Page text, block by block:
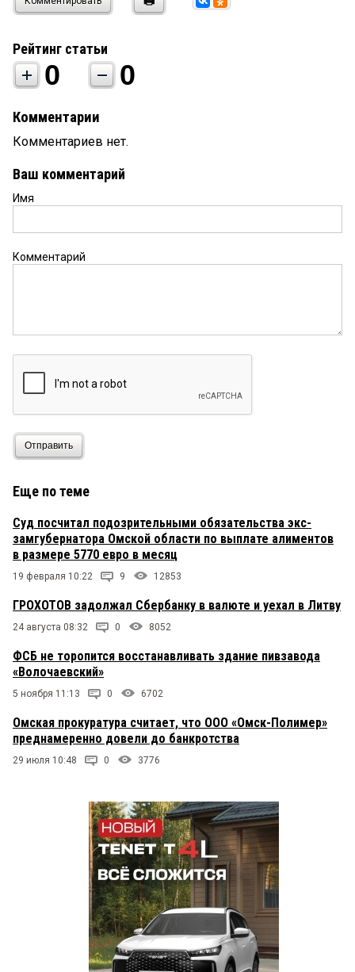
Рейтинг статьи
0 0
Комментарии
Комментариев нет.
Ваш комментарий
Имя
Комментарий
Отправить
Еще по теме
Суд посчитал подозрительными обязательства экс-
замгубернатора Омской области по выплате алиментов
в размере 5770 евро в месяц
19 февраля 10:22 9 12853
ГРОХОТОВ задолжал Сбербанку в валюте и уехал в Литву
24 августа 08:32 0 8052
ФСБ не торопится восстанавливать здание пивзавода
«Волочаевский»
5 ноября 11:13 0 6702
Омская прокуратура считает, что ООО «Омск-Полимер»
преднамеренно довели до банкротства
29 июля 10:48 0 3776